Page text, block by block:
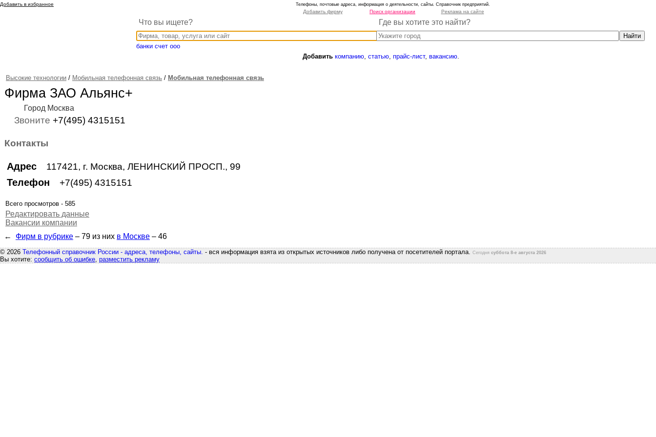
Добавить в избранное Телефоны, почтовые адреса, информация о деятельности, сайты. Справочник предприятий.
Добавить фирму Поиск организации Реклама на сайте
Что вы ищете? Где вы хотите это найти?
банки счет ооо
Добавить компанию, статью, прайс-лист, вакансию.
Высокие технологии / Мобильная телефонная связь / Мобильная телефонная связь
Фирма ЗАО Альянс+
Город Москва
Звоните +7(495) 4315151
Контакты
Адрес 117421, г. Москва, ЛЕНИНСКИЙ ПРОСП., 99
Телефон +7(495) 4315151
Всего просмотров - 585
Редактировать данные
Вакансии компании
← Фирм в рубрике – 79 из них в Москве – 46
© 2026 Телефонный справочник России - адреса, телефоны, сайты. - вся информация взята из открытых источников либо получена от посетителей портала. Сегодня суббота 8-е августа 2026
Вы хотите: сообщить об ошибке, разместить рекламу